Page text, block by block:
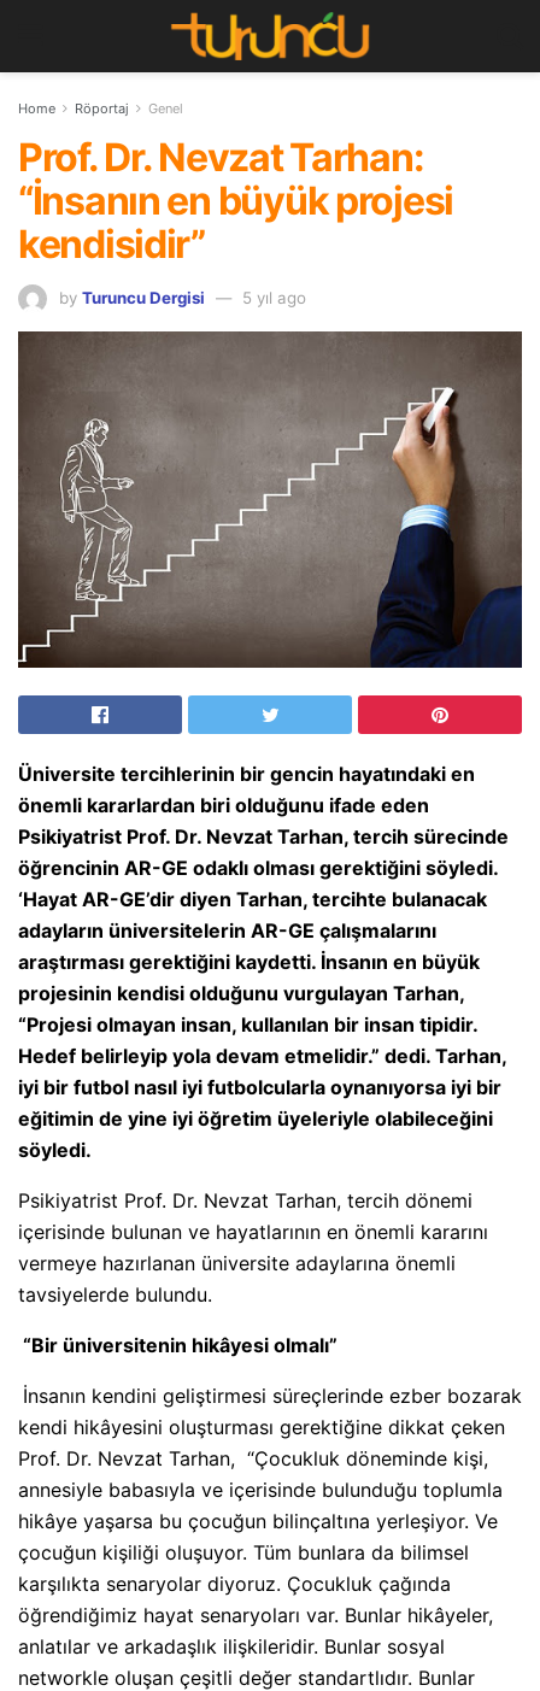
Home Röportaj Genel
Prof. Dr. Nevzat Tarhan:
“İnsanın en büyük projesi
kendisidir”
by Turuncu Dergisi 5 yıl ago
Üniversite tercihlerinin bir gencin hayatındaki en
önemli kararlardan biri olduğunu ifade eden
Psikiyatrist Prof. Dr. Nevzat Tarhan, tercih sürecinde
öğrencinin AR-GE odaklı olması gerektiğini söyledi.
‘Hayat AR-GE’dir diyen Tarhan, tercihte bulanacak
adayların üniversitelerin AR-GE çalışmalarını
araştırması gerektiğini kaydetti. İnsanın en büyük
projesinin kendisi olduğunu vurgulayan Tarhan,
“Projesi olmayan insan, kullanılan bir insan tipidir.
Hedef belirleyip yola devam etmelidir.” dedi. Tarhan,
iyi bir futbol nasıl iyi futbolcularla oynanıyorsa iyi bir
eğitimin de yine iyi öğretim üyeleriyle olabileceğini
söyledi.
Psikiyatrist Prof. Dr. Nevzat Tarhan, tercih dönemi
içerisinde bulunan ve hayatlarının en önemli kararını
vermeye hazırlanan üniversite adaylarına önemli
tavsiyelerde bulundu.
“Bir üniversitenin hikâyesi olmalı”
İnsanın kendini geliştirmesi süreçlerinde ezber bozarak
kendi hikâyesini oluşturması gerektiğine dikkat çeken
Prof. Dr. Nevzat Tarhan, “Çocukluk döneminde kişi,
annesiyle babasıyla ve içerisinde bulunduğu toplumla
hikâye yaşarsa bu çocuğun bilinçaltına yerleşiyor. Ve
çocuğun kişiliği oluşuyor. Tüm bunlara da bilimsel
karşılıkta senaryolar diyoruz. Çocukluk çağında
öğrendiğimiz hayat senaryoları var. Bunlar hikâyeler,
anlatılar ve arkadaşlık ilişkileridir. Bunlar sosyal
networkle oluşan çeşitli değer standartlıdır. Bunlar